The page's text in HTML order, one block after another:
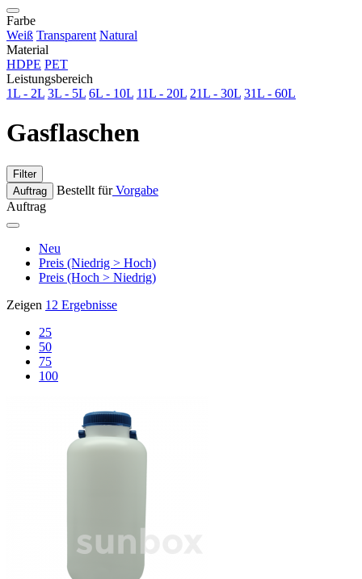
Farbe
Weiß Transparent Natural
Material
HDPE PET
Leistungsbereich
1L - 2L 3L - 5L 6L - 10L 11L - 20L 21L - 30L 31L - 60L
Gasflaschen
Filter
Auftrag
Bestellt fürVorgabe
Auftrag
Neu
Preis (Niedrig > Hoch)
Preis (Hoch > Niedrig)
Zeigen 12 Ergebnisse
25
50
75
100